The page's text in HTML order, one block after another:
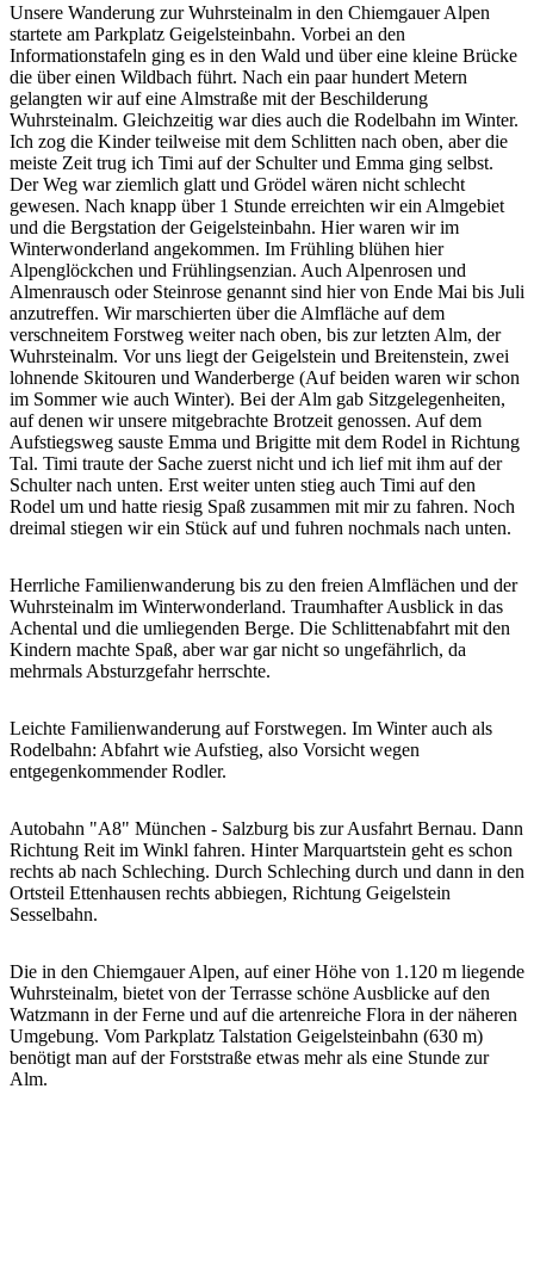
Unsere Wanderung zur Wuhrsteinalm in den Chiemgauer Alpen
startete am Parkplatz Geigelsteinbahn. Vorbei an den
Informationstafeln ging es in den Wald und über eine kleine Brücke
die über einen Wildbach führt. Nach ein paar hundert Metern
gelangten wir auf eine Almstraße mit der Beschilderung
Wuhrsteinalm. Gleichzeitig war dies auch die Rodelbahn im Winter.
Ich zog die Kinder teilweise mit dem Schlitten nach oben, aber die
meiste Zeit trug ich Timi auf der Schulter und Emma ging selbst.
Der Weg war ziemlich glatt und Grödel wären nicht schlecht
gewesen. Nach knapp über 1 Stunde erreichten wir ein Almgebiet
und die Bergstation der Geigelsteinbahn. Hier waren wir im
Winterwonderland angekommen. Im Frühling blühen hier
Alpenglöckchen und Frühlingsenzian. Auch Alpenrosen und
Almenrausch oder Steinrose genannt sind hier von Ende Mai bis Juli
anzutreffen. Wir marschierten über die Almfläche auf dem
verschneitem Forstweg weiter nach oben, bis zur letzten Alm, der
Wuhrsteinalm. Vor uns liegt der Geigelstein und Breitenstein, zwei
lohnende Skitouren und Wanderberge (Auf beiden waren wir schon
im Sommer wie auch Winter). Bei der Alm gab Sitzgelegenheiten,
auf denen wir unsere mitgebrachte Brotzeit genossen. Auf dem
Aufstiegsweg sauste Emma und Brigitte mit dem Rodel in Richtung
Tal. Timi traute der Sache zuerst nicht und ich lief mit ihm auf der
Schulter nach unten. Erst weiter unten stieg auch Timi auf den
Rodel um und hatte riesig Spaß zusammen mit mir zu fahren. Noch
dreimal stiegen wir ein Stück auf und fuhren nochmals nach unten.
Herrliche Familienwanderung bis zu den freien Almflächen und der
Wuhrsteinalm im Winterwonderland. Traumhafter Ausblick in das
Achental und die umliegenden Berge. Die Schlittenabfahrt mit den
Kindern machte Spaß, aber war gar nicht so ungefährlich, da
mehrmals Absturzgefahr herrschte.
Leichte Familienwanderung auf Forstwegen. Im Winter auch als
Rodelbahn: Abfahrt wie Aufstieg, also Vorsicht wegen
entgegenkommender Rodler.
Autobahn "A8" München - Salzburg bis zur Ausfahrt Bernau. Dann
Richtung Reit im Winkl fahren. Hinter Marquartstein geht es schon
rechts ab nach Schleching. Durch Schleching durch und dann in den
Ortsteil Ettenhausen rechts abbiegen, Richtung Geigelstein
Sesselbahn.
Die in den Chiemgauer Alpen, auf einer Höhe von 1.120 m liegende
Wuhrsteinalm, bietet von der Terrasse schöne Ausblicke auf den
Watzmann in der Ferne und auf die artenreiche Flora in der näheren
Umgebung. Vom Parkplatz Talstation Geigelsteinbahn (630 m)
benötigt man auf der Forststraße etwas mehr als eine Stunde zur
Alm.